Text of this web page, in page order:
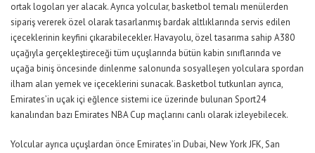
ortak logoları yer alacak. Ayrıca yolcular, basketbol temalı menülerden
sipariş vererek özel olarak tasarlanmış bardak altlıklarında servis edilen
içeceklerinin keyfini çıkarabilecekler. Havayolu, özel tasarıma sahip A380
uçağıyla gerçekleştireceği tüm uçuşlarında bütün kabin sınıflarında ve
uçağa biniş öncesinde dinlenme salonunda sosyalleşen yolculara spordan
ilham alan yemek ve içeceklerini sunacak. Basketbol tutkunları ayrıca,
Emirates’in uçak içi eğlence sistemi ice üzerinde bulunan Sport24
kanalından bazı Emirates NBA Cup maçlarını canlı olarak izleyebilecek.
Yolcular ayrıca uçuşlardan önce Emirates’in Dubai, New York JFK, San